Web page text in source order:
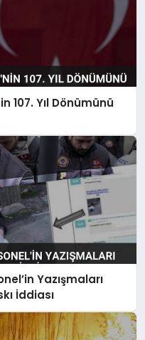
107. Yıl Dönümünü
Yazışmaları
İddiası